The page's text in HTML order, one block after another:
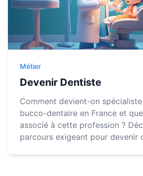
Métier
Devenir Dentiste
Comment devient-on
bucco-dentaire en France et
associé à cette profession ?
parcours exigeant pour devenir